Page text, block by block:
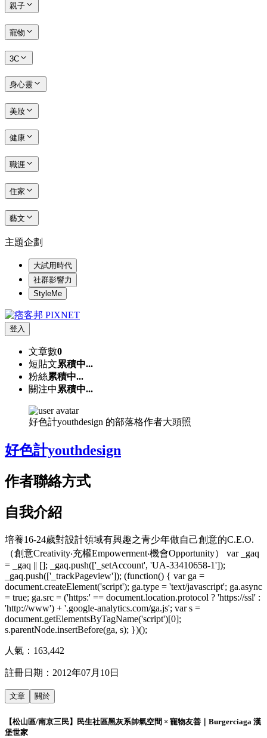
親子
寵物
3C
身心靈
美妝
健康
職涯
住家
藝文
主題企劃
大試用時代
社群影響力
StyleMe
登入
文章數0
短貼文累積中...
粉絲累積中...
關注中 累積中...
好色計youthdesign 的部落格作者大頭照
好色計youthdesign
作者聯絡方式
自我介紹
培養16-24歲對設計領域有興趣之青少年做自己創意的C.E.O.
（創意Creativity‧充權Empowerment‧機會Opportunity） var _gaq
= _gaq || []; _gaq.push(['_setAccount', 'UA-33410658-1']);
_gaq.push(['_trackPageview']); (function() { var ga =
document.createElement('script'); ga.type = 'text/javascript'; ga.async
= true; ga.src = ('https:' == document.location.protocol ? 'https://ssl' :
'http://www') + '.google-analytics.com/ga.js'; var s =
document.getElementsByTagName('script')[0];
s.parentNode.insertBefore(ga, s); })();
人氣： 163,442
註冊日期： 2012年07月10日
文章 關於
【松山區/南京三民】民生社區黑灰系帥氣空間 × 寵物友善｜Burgerciaga 漢
堡世家